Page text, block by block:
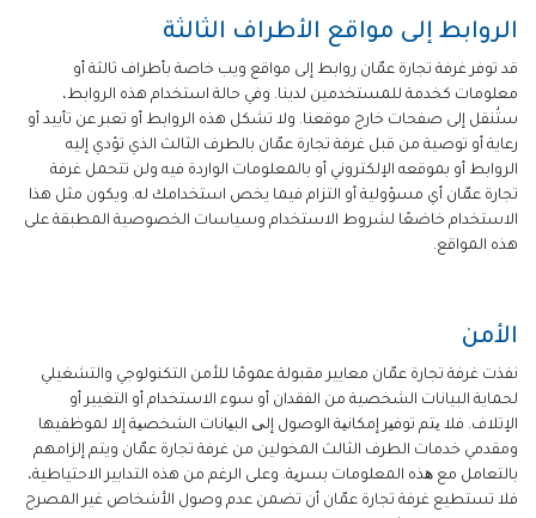
الروابط إلى مواقع الأطراف الثالثة
قد توفر غرفة تجارة عمّان روابط إلى مواقع ويب خاصة بأطراف ثالثة أو
معلومات كخدمة للمستخدمين لدينا. وفي حالة استخدام هذه الروابط،
ستُنقل إلى صفحات خارج موقعنا. ولا تشكل هذه الروابط أو تعبر عن تأييد أو
رعاية أو توصية من قبل غرفة تجارة عمّان بالطرف الثالث الذي تؤدي إليه
الروابط أو بموقعه الإلكتروني أو بالمعلومات الواردة فيه ولن تتحمل غرفة
تجارة عمّان أي مسؤولية أو التزام فيما يخص استخدامك له. ويكون مثل هذا
الاستخدام خاضعًا لشروط الاستخدام وسياسات الخصوصية المطبقة على
هذه المواقع.
الأمن
نفذت غرفة تجارة عمّان معايير مقبولة عمومًا للأمن التكنولوجي والتشغيلي
لحماية البيانات الشخصية من الفقدان أو سوء الاستخدام أو التغيير أو
الإتلاف. فلا یتم توفیر إمكانیة الوصول إلی البیانات الشخصیة إلا لموظفيها
ومقدمي خدمات الطرف الثالث المخولين من غرفة تجارة عمّان ويتم إلزامهم
بالتعامل مع ھذه المعلومات بسریة. وعلى الرغم من هذه التدابير الاحتياطية،
فلا تستطيع غرفة تجارة عمّان أن تضمن عدم وصول الأشخاص غير المصرح